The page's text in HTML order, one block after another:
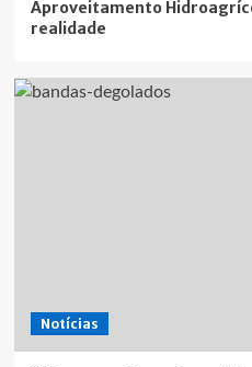
Aproveitamento
realidade
Notícias